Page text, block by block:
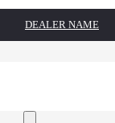
DEALER NAME